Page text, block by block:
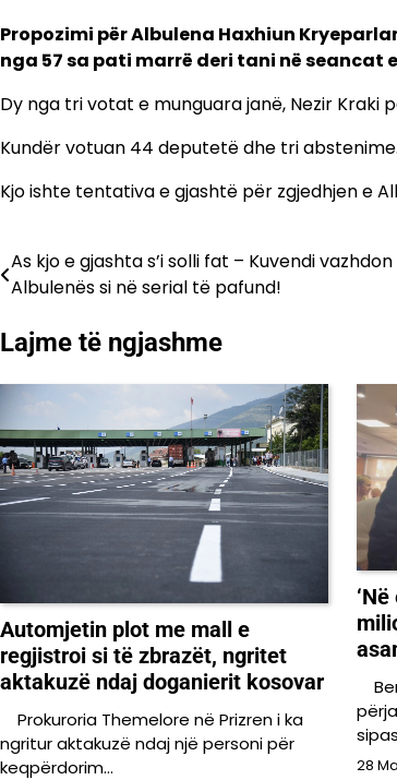
Propozimi për Albulena Haxhiun
nga 57 sa pati marrë deri tani në seancat
Dy nga tri votat e munguara janë, Nezir Kraki
Kundër votuan 44 deputetë dhe tri abstenime.
Kjo ishte tentativa e gjashtë për zgjedhjen e
Lëvizje
postimet
As kjo e gjashta s’i solli fat – Kuvendi vazhdon
Albulenës si në serial të pafund!
Lajme të ngjashme
Automjetin plot me mall e
regjistroi si të zbrazët, ngritet
aktakuzë ndaj doganierit kosovar
Prokuroria Themelore në Prizren i ka
ngritur aktakuzë ndaj një personi për
keqpërdorim…
28